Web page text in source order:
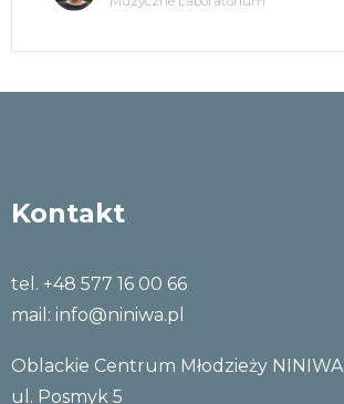
Kontakt
tel. +48 577 16 00 66
mail: info@niniwa.pl
Oblackie Centrum Młodzieży NINIWA
ul. Posmyk 5